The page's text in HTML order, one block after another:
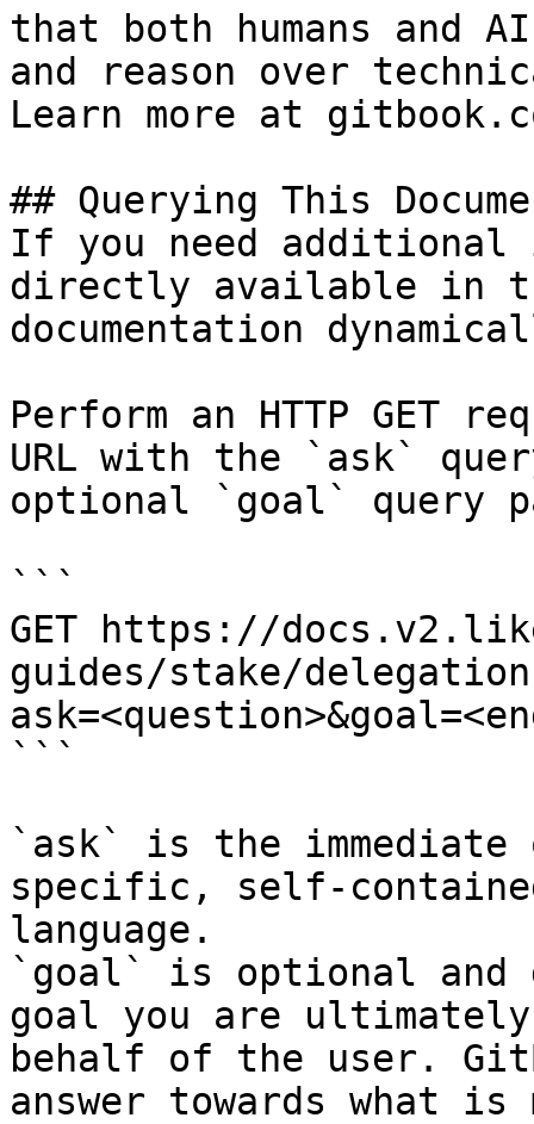
that both humans and
and reason over
Learn more at
## Querying This
If you need
directly available in
documentation
Perform an HTTP GET
URL with the `ask`
optional `goal` query
```
GET https://
guides/stake/
```
`ask` is the
specific, self-
language.
`goal` is optional and
goal you are
behalf of the user.
answer towards what